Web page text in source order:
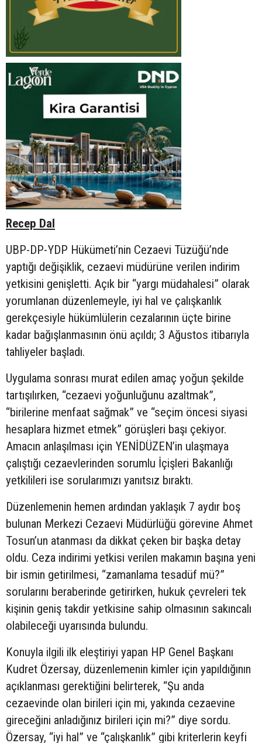
Recep Dal
UBP-DP-YDP Hükümeti’nin Cezaevi Tüzüğü’nde
yaptığı değişiklik, cezaevi müdürüne verilen indirim
yetkisini genişletti. Açık bir “yargı müdahalesi” olarak
yorumlanan düzenlemeyle, iyi hal ve çalışkanlık
gerekçesiyle hükümlülerin cezalarının üçte birine
kadar bağışlanmasının önü açıldı; 3 Ağustos itibarıyla
tahliyeler başladı.
Uygulama sonrası murat edilen amaç yoğun şekilde
tartışılırken, “cezaevi yoğunluğunu azaltmak”,
“birilerine menfaat sağmak” ve “seçim öncesi siyasi
hesaplara hizmet etmek” görüşleri başı çekiyor.
Amacın anlaşılması için YENİDÜZEN’in ulaşmaya
çalıştığı cezaevlerinden sorumlu İçişleri Bakanlığı
yetkilileri ise sorularımızı yanıtsız bıraktı.
Düzenlemenin hemen ardından yaklaşık 7 aydır boş
bulunan Merkezi Cezaevi Müdürlüğü görevine Ahmet
Tosun’un atanması da dikkat çeken bir başka detay
oldu. Ceza indirimi yetkisi verilen makamın başına yeni
bir ismin getirilmesi, “zamanlama tesadüf mü?”
sorularını beraberinde getirirken, hukuk çevreleri tek
kişinin geniş takdir yetkisine sahip olmasının sakıncalı
olabileceği uyarısında bulundu.
Konuyla ilgili ilk eleştiriyi yapan HP Genel Başkanı
Kudret Özersay, düzenlemenin kimler için yapıldığının
açıklanması gerektiğini belirterek, “Şu anda
cezaevinde olan birileri için mi, yakında cezaevine
gireceğini anladığınız birileri için mi?” diye sordu.
Özersay, “iyi hal” ve “çalışkanlık” gibi kriterlerin keyfi